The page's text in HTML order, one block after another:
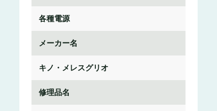
各種電源
メーカー名
キノ・メレスグリオ
修理品名